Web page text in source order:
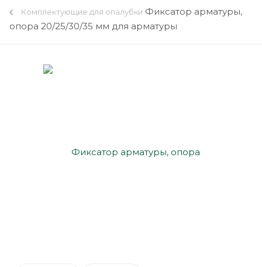
Комплектующие для опалубки Фиксатор арматуры,
опора 20/25/30/35 мм для арматуры